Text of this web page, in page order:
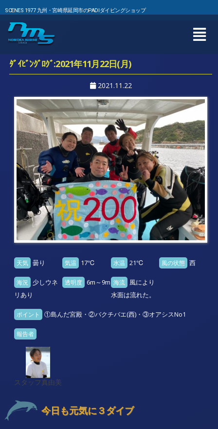
SCENES 1977 九州・宮崎県延岡市のPADIダイビングショップ
ﾀﾞｲﾋﾞﾝｸﾞﾛｸﾞ:2021年11月22日(月)
2021.11.22
天気 曇り 気温 17℃ 水温 21℃ 風の状態 西
海況 少しウネ
リあり
透明度 6m～9m 海流
風により
水面は流れた。
ポイント ①島んだ宮殿・②バクチバエ(西)・③オアシスNo1
報告者
スタッフ真由美
今日も元気に３ダイブ